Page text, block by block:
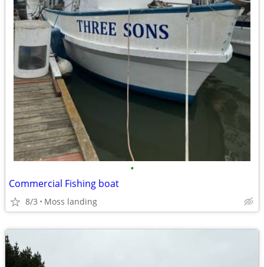
•
Commercial Fishing boat
8/3 Moss landing